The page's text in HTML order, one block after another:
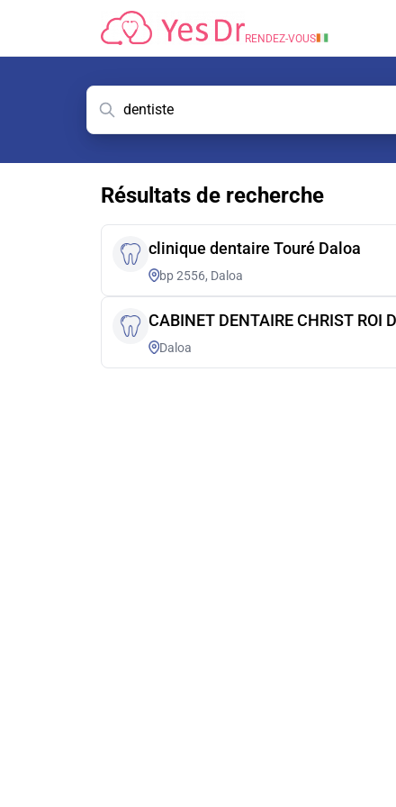
RENDEZ-VOUS
Résultats de recherche
clinique dentaire Touré Daloa
bp 2556, Daloa
CABINET DENTAIRE CHRIST ROI
Daloa